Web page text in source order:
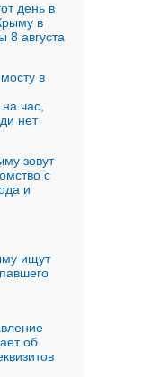
день в
в
8 августа
в
час,
нет
зовут
с
и
ищут
об